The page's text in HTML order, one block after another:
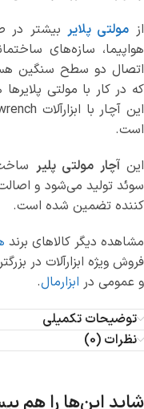
از مولتی پلایر بیشتر در
هواپیما، سازه‌های
اتصال دو سطح سنگین
که در کار با مولتی
است.
اینآچار مولتی پلیر
سوئد تولید می‌شود و
کننده تضمین شده است.
مشاهده دیگر کالاهای برند
فروش ویژه ابزارآلات در
و عمومی در ابزارمال.
توضیحات تکمیلی
نظرات (0)
شاید این‌ها را هم